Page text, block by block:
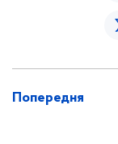
Попередня